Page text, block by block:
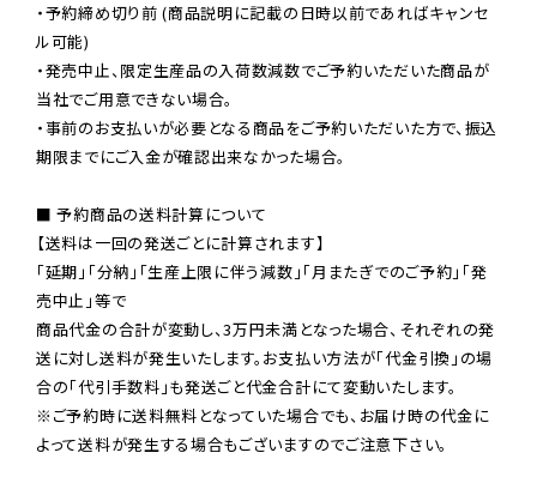
・予約締め切り前 (商品説明に記載の日時以前であればキャンセ
ル可能)
・発売中止、限定生産品の入荷数減数でご予約いただいた商品が
当社でご用意できない場合。
・事前のお支払いが必要となる商品をご予約いただいた方で、振込
期限までにご入金が確認出来なかった場合。
■ 予約商品の送料計算について
【送料は一回の発送ごとに計算されます】
「延期」「分納」「生産上限に伴う減数」「月またぎでのご予約」「発
売中止」等で
商品代金の合計が変動し、3万円未満となった場合、それぞれの発
送に対し送料が発生いたします。お支払い方法が「代金引換」の場
※ご予約時に送料無料となっていた場合でも、お届け時の代金に
よって送料が発生する場合もございますのでご注意下さい。